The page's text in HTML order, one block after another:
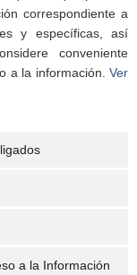
correspondiente a
y específicas, así
conveniente
a la información. Ver
a la Información